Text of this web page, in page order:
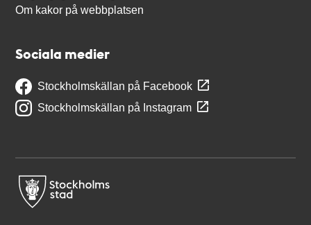
Om kakor på webbplatsen
Sociala medier
Stockholmskällan på Facebook
Stockholmskällan på Instagram